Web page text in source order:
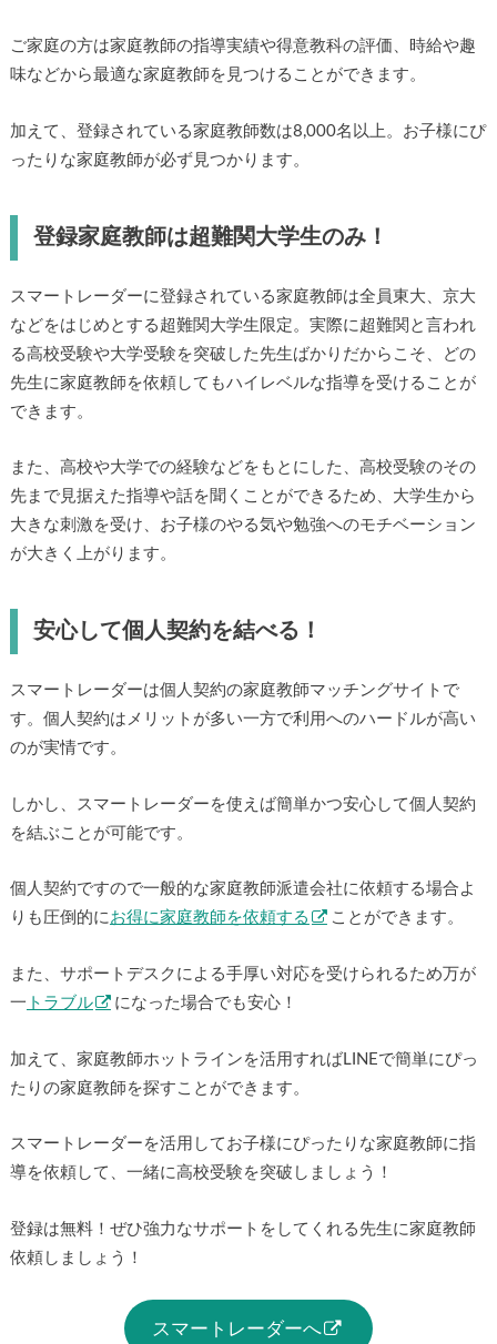
ご家庭の方は家庭教師の指導実績や得意教科の評価、時給や趣
味などから最適な家庭教師を見つけることができます。
加えて、登録されている家庭教師数は8,000名以上。お子様にぴ
ったりな家庭教師が必ず見つかります。
登録家庭教師は超難関大学生のみ！
スマートレーダーに登録されている家庭教師は全員東大、京大
などをはじめとする超難関大学生限定。実際に超難関と言われ
る高校受験や大学受験を突破した先生ばかりだからこそ、どの
先生に家庭教師を依頼してもハイレベルな指導を受けることが
できます。
また、高校や大学での経験などをもとにした、高校受験のその
先まで見据えた指導や話を聞くことができるため、大学生から
大きな刺激を受け、お子様のやる気や勉強へのモチベーション
が大きく上がります。
安心して個人契約を結べる！
スマートレーダーは個人契約の家庭教師マッチングサイトで
す。個人契約はメリットが多い一方で利用へのハードルが高い
のが実情です。
しかし、スマートレーダーを使えば簡単かつ安心して個人契約
を結ぶことが可能です。
個人契約ですので一般的な家庭教師派遣会社に依頼する場合よ
りも圧倒的にお得に家庭教師を依頼する ことができます。
また、サポートデスクによる手厚い対応を受けられるため万が
一 トラブル になった場合でも安心！
加えて、家庭教師ホットラインを活用すればLINEで簡単にぴっ
たりの家庭教師を探すことができます。
スマートレーダーを活用してお子様にぴったりな家庭教師に指
導を依頼して、一緒に高校受験を突破しましょう！
登録は無料！ぜひ強力なサポートをしてくれる先生に家庭教師
依頼しましょう！
スマートレーダーへ